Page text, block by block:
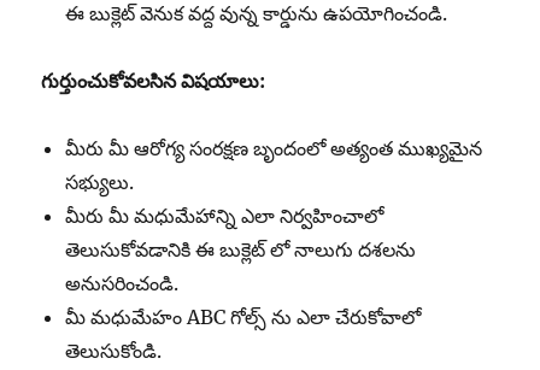
ఈ బుక్లెట్ వెనుక వద్ద వున్న కార్డును ఉపయోగించండి.
గుర్తుంచుకోవలసిన విషయాలు:
మీరు మీ ఆరోగ్య సంరక్షణ బృందంలో అత్యంత ముఖ్యమైన
సభ్యులు.
మీరు మీ మధుమేహాన్ని ఎలా నిర్వహించాలో
తెలుసుకోవడానికి ఈ బుక్లెట్ లో నాలుగు దశలను
అనుసరించండి.
మీ మధుమేహం ABC గోల్స్ ను ఎలా చేరుకోవాలో
తెలుసుకోండి.